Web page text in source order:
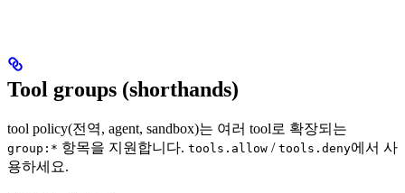
Tool groups (shorthands)
tool policy(전역, agent, sandbox)는 여러 tool로 확장되는
group:* 항목을 지원합니다. tools.allow / tools.deny에서 사
용하세요.